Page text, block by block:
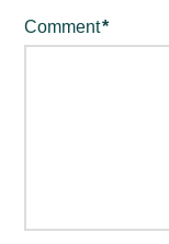
Comment*